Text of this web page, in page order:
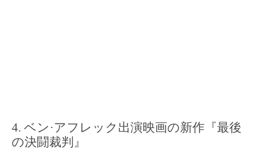
ベン·アフレック出演映画の新作『最後
の決闘裁判』